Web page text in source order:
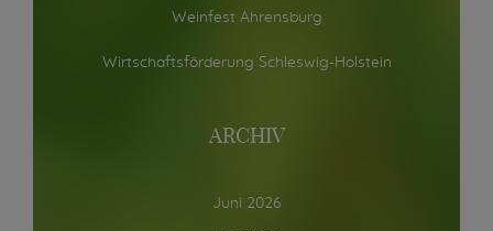
Weinfest Ahrensburg
Wirtschaftsförderung Schleswig-Holstein
ARCHIV
Juni 2026